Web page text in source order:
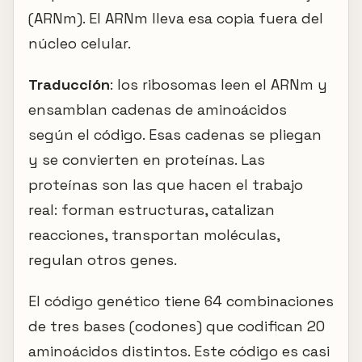
(ARNm). El ARNm lleva esa copia fuera del
núcleo celular.
Traducción: los ribosomas leen el ARNm y
ensamblan cadenas de aminoácidos
según el código. Esas cadenas se pliegan
y se convierten en proteínas. Las
proteínas son las que hacen el trabajo
real: forman estructuras, catalizan
reacciones, transportan moléculas,
regulan otros genes.
El código genético tiene 64 combinaciones
de tres bases (codones) que codifican 20
aminoácidos distintos. Este código es casi